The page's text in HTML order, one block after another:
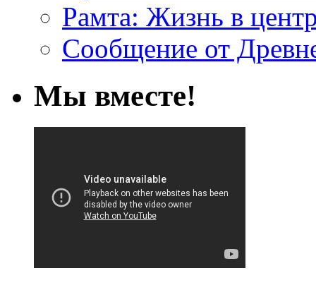
Рамта: Жизнь в
Сообщение от
Мы вместе!